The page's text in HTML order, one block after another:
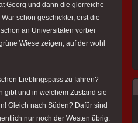
Georg und dann die glorreiche
schon geschickter, erst die
an Universitäten vorbei
Wiese zeigen, auf der wohl
Lieblingspass zu fahren?
gibt und in welchem Zustand sie
Gleich nach Süden? Dafür sind
nur noch der Westen übrig.